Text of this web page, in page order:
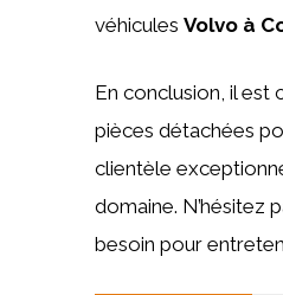
véhicules Volvo à
En conclusion, il
pièces détachées
clientèle
domaine. N’hésitez
besoin pour